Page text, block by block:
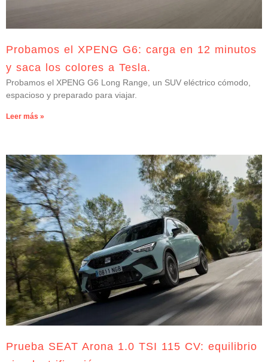
Probamos el XPENG G6: carga en 12 minutos
y saca los colores a Tesla.
Probamos el XPENG G6 Long Range, un SUV eléctrico cómodo,
espacioso y preparado para viajar.
Leer más »
Prueba SEAT Arona 1.0 TSI 115 CV: equilibrio